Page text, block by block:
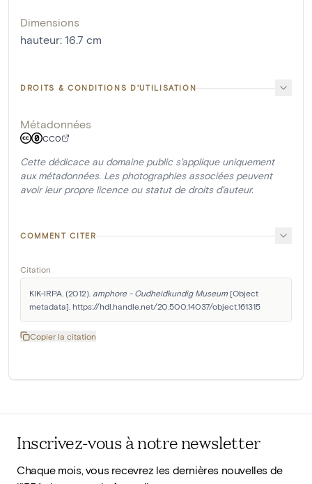
Dimensions
hauteur: 16.7 cm
DROITS & CONDITIONS D'UTILISATION
Métadonnées
CC0
Cette dédicace au domaine public s'applique uniquement
aux métadonnées. Les photographies associées peuvent
avoir leur propre licence ou statut de droits d'auteur.
COMMENT CITER
Citation
KIK-IRPA. (2012). amphore - Oudheidkundig Museum [Object
metadata]. https://hdl.handle.net/20.500.14037/object.161315
Copier la citation
Inscrivez-vous à notre newsletter
Chaque mois, vous recevrez les dernières nouvelles de